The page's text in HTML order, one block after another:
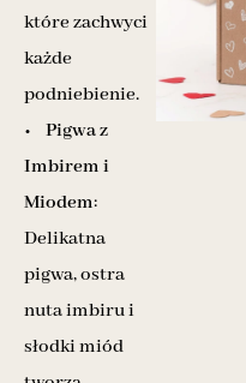
które zachwyci
każde
podniebienie.
• Pigwa z
Imbirem i
Miodem:
Delikatna
pigwa, ostra
nuta imbiru i
słodki miód